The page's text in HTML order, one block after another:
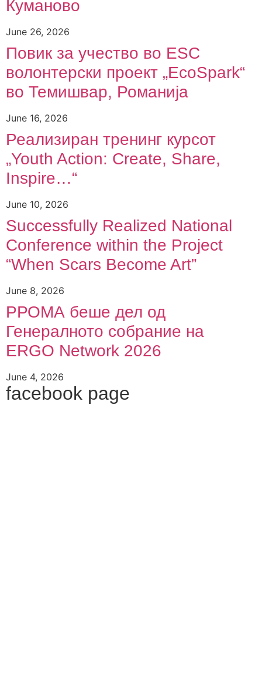
Куманово
June 26, 2026
Повик за учество во ESC
волонтерски проект „EcoSpark“
во Темишвар, Романија
June 16, 2026
Реализиран тренинг курсот
„Youth Action: Create, Share,
Inspire…“
June 10, 2026
Successfully Realized National
Conference within the Project
“When Scars Become Art”
June 8, 2026
РРОМА беше дел од
Генералното собрание на
ERGO Network 2026
June 4, 2026
facebook page